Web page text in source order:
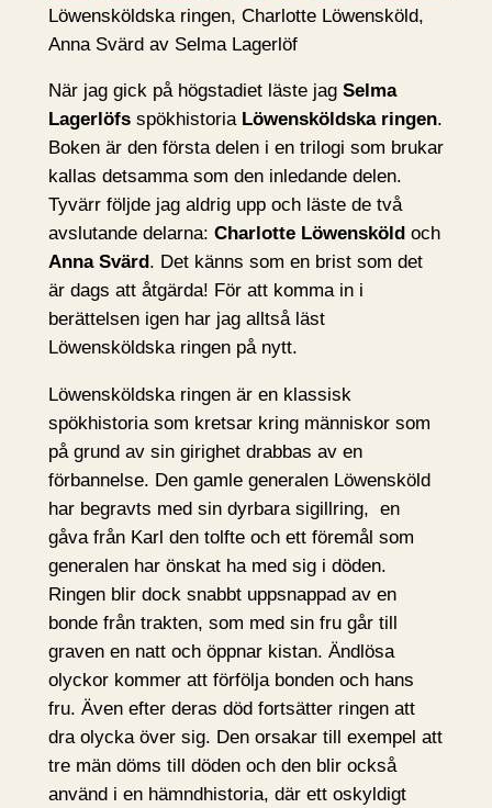
Löwensköldska ringen, Charlotte Löwensköld,
Anna Svärd av Selma Lagerlöf
När jag gick på högstadiet läste jag Selma
Lagerlöfs spökhistoria Löwensköldska ringen.
Boken är den första delen i en trilogi som brukar
kallas detsamma som den inledande delen.
Tyvärr följde jag aldrig upp och läste de två
avslutande delarna: Charlotte Löwensköld och
Anna Svärd . Det känns som en brist som det
är dags att åtgärda! För att komma in i
berättelsen igen har jag alltså läst
Löwensköldska ringen på nytt.
Löwensköldska ringen är en klassisk
spökhistoria som kretsar kring människor som
på grund av sin girighet drabbas av en
förbannelse. Den gamle generalen Löwensköld
har begravts med sin dyrbara sigillring, en
gåva från Karl den tolfte och ett föremål som
generalen har önskat ha med sig i döden.
Ringen blir dock snabbt uppsnappad av en
bonde från trakten, som med sin fru går till
graven en natt och öppnar kistan. Ändlösa
olyckor kommer att förfölja bonden och hans
fru. Även efter deras död fortsätter ringen att
dra olycka över sig. Den orsakar till exempel att
tre män döms till döden och den blir också
använd i en hämndhistoria, där ett oskyldigt